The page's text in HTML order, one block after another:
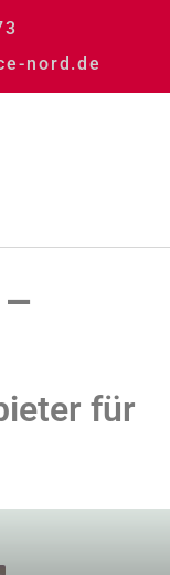
nord.de
für